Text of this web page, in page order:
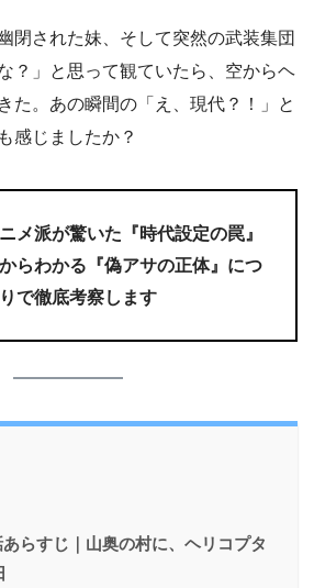
閉された妹、そして突然の武装集団
？」と思って観ていたら、空からヘ
た。あの瞬間の「え、現代？！」と
じましたか？
メ派が驚いた『時代設定の罠』
らわかる『偽アサの正体』につ
で徹底考察します
らすじ｜山奥の村に、ヘリコプタ